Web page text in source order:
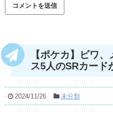
【ポケカ】ビワ
ス5人のSRカード
2024/11/26 未分類